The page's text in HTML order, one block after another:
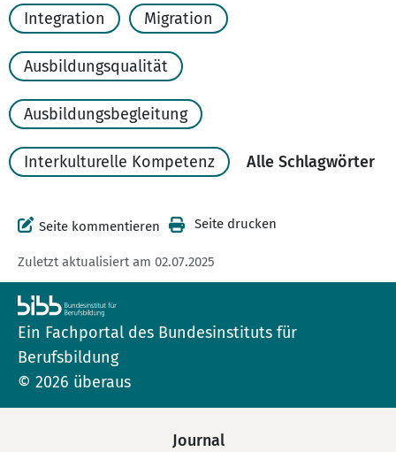
Integration Migration
Ausbildungsqualität
Ausbildungsbegleitung
Interkulturelle Kompetenz Alle Schlagwörter
Seite kommentieren Seite drucken
Zuletzt aktualisiert am 02.07.2025
Ein Fachportal des Bundesinstituts für
Berufsbildung
© 2026 überaus
Journal